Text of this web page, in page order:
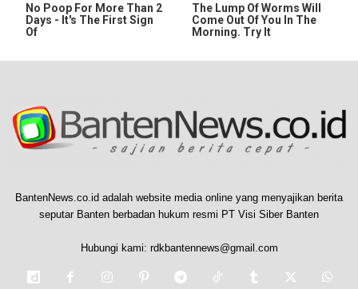
No Poop For More Than 2
Days - It's The First Sign
Of
The Lump Of Worms Will
Come Out Of You In The
Morning. Try It
BantenNews.co.id adalah website media online yang menyajikan berita
seputar Banten berbadan hukum resmi PT Visi Siber Banten
Hubungi kami: rdkbantennews@gmail.com